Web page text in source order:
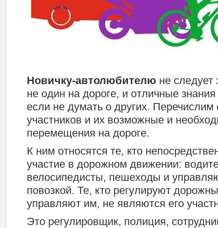
Новичку-автолюбителю не следует
не один на дороге, и отличные
если не думать о других. Перечислим
участников и их возможные и
перемещения на дороге.
К ним относятся те, кто
участие в дорожном движении:
велосипедисты, пешеходы и
повозкой. Те, кто регулируют
управляют им, не являются его
Это регулировщик, полиция,